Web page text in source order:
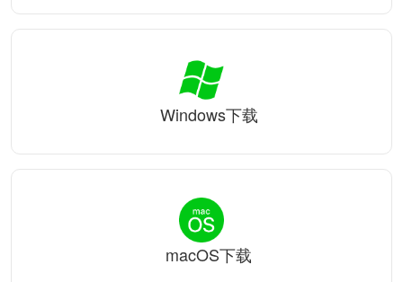
Windows下载
macOS下载